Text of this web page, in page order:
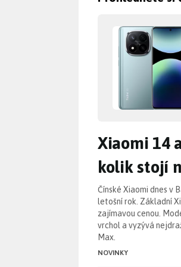
Xiaomi 14
Xiaomi 14
kolik stojí
Čínské Xiaomi dnes v
letošní rok. Základní
zajímavou cenou.
vrchol a vyzývá
Max.
NOVINKY